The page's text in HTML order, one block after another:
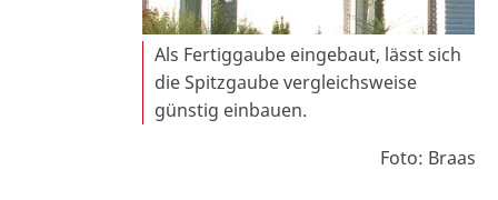
Als Fertiggaube eingebaut, lässt sich
die Spitzgaube vergleichsweise
günstig einbauen.
Foto: Braas